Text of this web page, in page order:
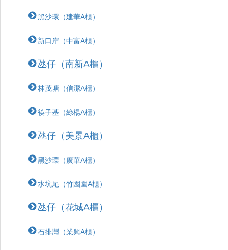
黑沙環（建華A櫃）
新口岸（中富A櫃）
氹仔（南新A櫃）
林茂塘（信潔A櫃）
筷子基（綠楊A櫃）
氹仔（美景A櫃）
黑沙環（廣華A櫃）
水坑尾（竹園圍A櫃）
氹仔（花城A櫃）
石排灣（業興A櫃）